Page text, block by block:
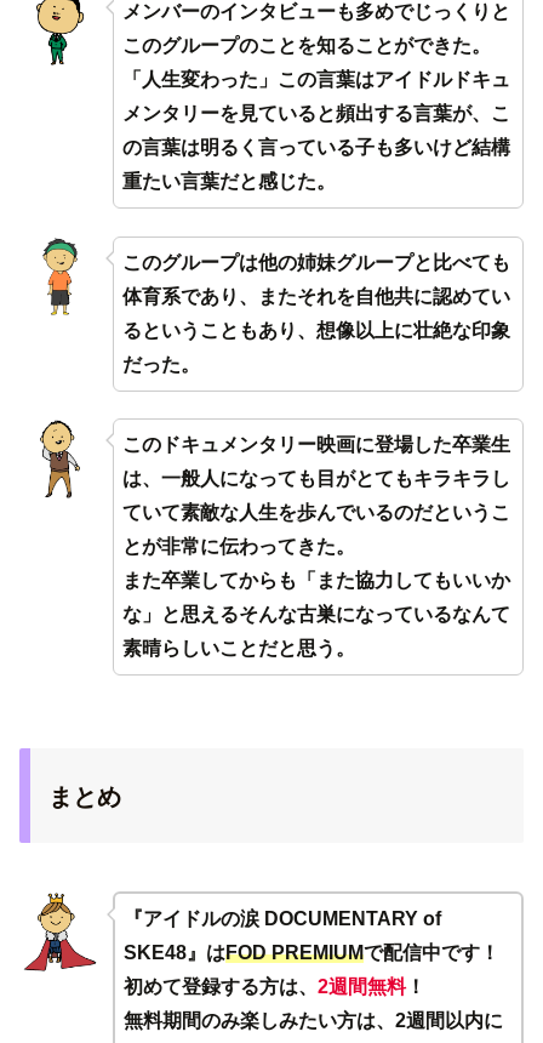
メンバーのインタビューも多めでじっくりと
このグループのことを知ることができた。
「人生変わった」この言葉はアイドルドキュ
メンタリーを見ていると頻出する言葉が、こ
の言葉は明るく言っている子も多いけど結構
重たい言葉だと感じた。
このグループは他の姉妹グループと比べても
体育系であり、またそれを自他共に認めてい
るということもあり、想像以上に壮絶な印象
だった。
このドキュメンタリー映画に登場した卒業生
は、一般人になっても目がとてもキラキラし
ていて素敵な人生を歩んでいるのだというこ
とが非常に伝わってきた。
また卒業してからも「また協力してもいいか
な」と思えるそんな古巣になっているなんて
素晴らしいことだと思う。
まとめ
『アイドルの涙 DOCUMENTARY of
SKE48』はFOD PREMIUMで配信中です！
初めて登録する方は、 2週間無料！
無料期間のみ楽しみたい方は、2週間以内に